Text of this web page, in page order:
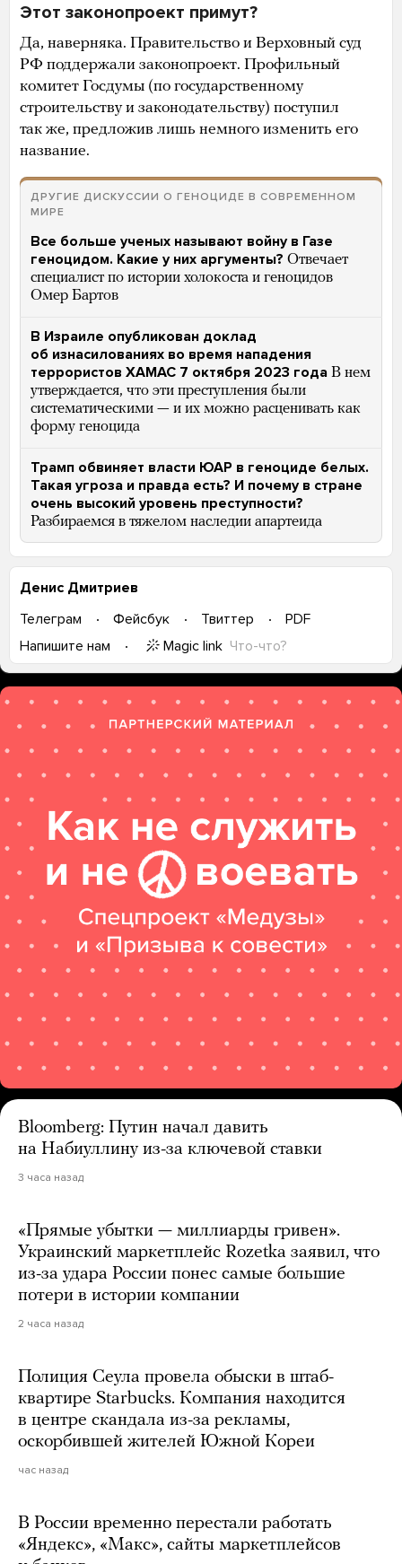
Этот законопроект примут?
Да, наверняка. Правительство и Верховный суд
РФ поддержали законопроект. Профильный
комитет Госдумы (по государственному
строительству и законодательству) поступил
так же, предложив лишь немного изменить его
название.
ДРУГИЕ ДИСКУССИИ О ГЕНОЦИДЕ В СОВРЕМЕННОМ
МИРЕ
Все больше ученых называют войну в Газе
геноцидом. Какие у них аргументы? Отвечает
специалист по истории холокоста и геноцидов
Омер Бартов
В Израиле опубликован доклад
об изнасилованиях во время нападения
террористов ХАМАС 7 октября 2023 года В нем
утверждается, что эти преступления были
систематическими — и их можно расценивать как
форму геноцида
Трамп обвиняет власти ЮАР в геноциде белых.
Такая угроза и правда есть? И почему в стране
очень высокий уровень преступности?
Разбираемся в тяжелом наследии апартеида
Денис Дмитриев
Телеграм
Фейсбук Твиттер
PDF
Напишите нам
Magic link Что-что?
Bloomberg: Путин начал давить
на Набиуллину из-за ключевой ставки
3 часа назад
«Прямые убытки — миллиарды гривен».
Украинский маркетплейс Rozetka заявил, что
из-за удара России понес самые большие
потери в истории компании
2 часа назад
Полиция Сеула провела обыски в штаб-
квартире Starbucks. Компания находится
в центре скандала из-за рекламы,
оскорбившей жителей Южной Кореи
час назад
В России временно перестали работать
«Яндекс», «Макс», сайты маркетплейсов